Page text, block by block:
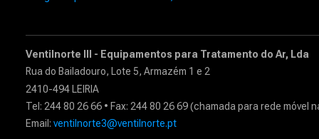
Ventilnorte III - Equipamentos para Tratamento do Ar, Lda
Rua do Bailadouro, Lote 5, Armazém 1 e 2
2410-494 LEIRIA
Tel: 244 80 26 66 • Fax: 244 80 26 69 (chamada para rede móvel
Email: ventilnorte3@ventilnorte.pt